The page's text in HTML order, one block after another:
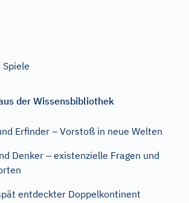
Spiele
der Wissensbibliothek
Erfinder – Vorstoß in neue Welten
Denker – existenzielle Fragen und
entdeckter Doppelkontinent